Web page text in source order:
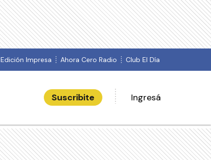
Edición Impresa Ahora Cero Radio Club El Día
Suscribite Ingresá